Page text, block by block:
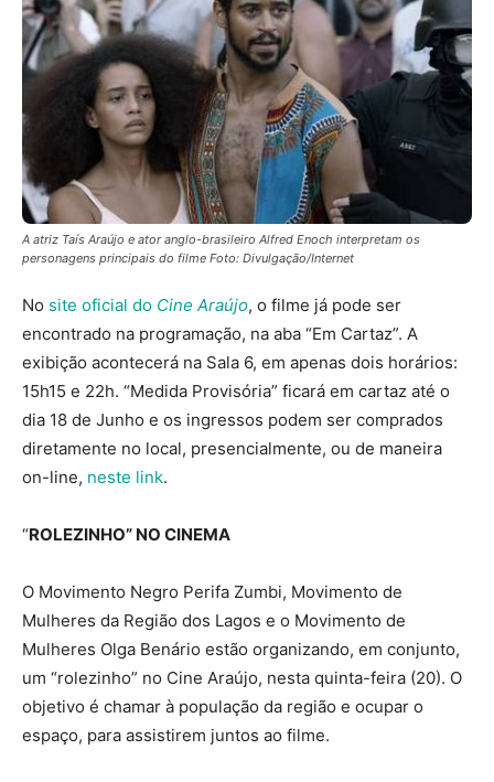
A atriz Taís Araújo e ator anglo-brasileiro Alfred Enoch interpretam os
personagens principais do filme Foto: Divulgação/Internet
No site oficial do Cine Araújo, o filme já pode ser
encontrado na programação, na aba “Em Cartaz”. A
exibição acontecerá na Sala 6, em apenas dois horários:
15h15 e 22h. “Medida Provisória” ficará em cartaz até o
dia 18 de Junho e os ingressos podem ser comprados
diretamente no local, presencialmente, ou de maneira
on-line, neste link.
“ROLEZINHO” NO CINEMA
O Movimento Negro Perifa Zumbi, Movimento de
Mulheres da Região dos Lagos e o Movimento de
Mulheres Olga Benário estão organizando, em conjunto,
um “rolezinho” no Cine Araújo, nesta quinta-feira (20). O
objetivo é chamar à população da região e ocupar o
espaço, para assistirem juntos ao filme.